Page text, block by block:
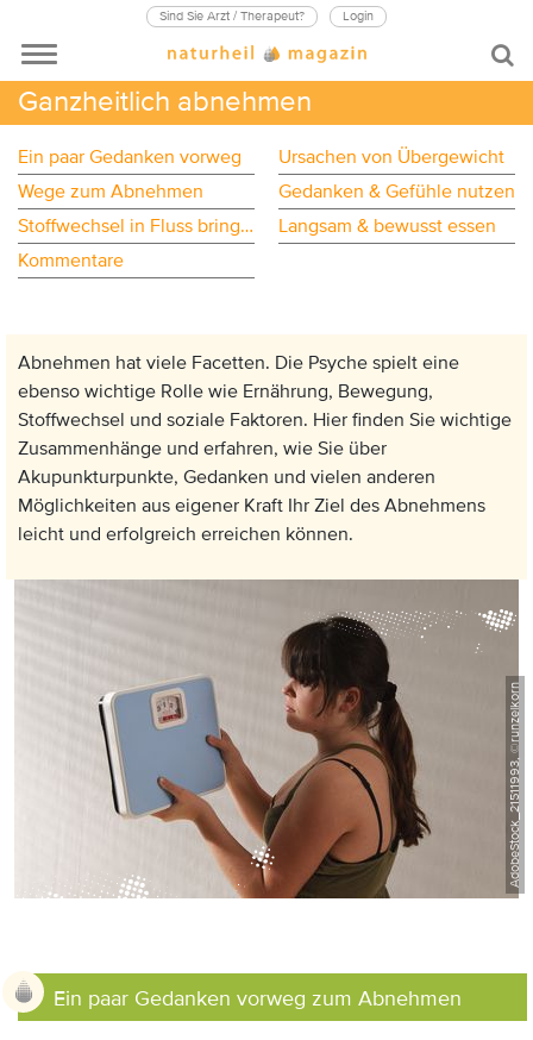
Sind Sie Arzt / Therapeut? Login
Ganzheitlich abnehmen
Ein paar Gedanken vorweg
Ursachen von Übergewicht
Wege zum Abnehmen
Gedanken & Gefühle nutzen
Stoffwechsel in Fluss bringen
Langsam & bewusst essen
Kommentare
Abnehmen hat viele Facetten. Die Psyche spielt eine
ebenso wichtige Rolle wie Ernährung, Bewegung,
Stoffwechsel und soziale Faktoren. Hier finden Sie wichtige
Zusammenhänge und erfahren, wie Sie über
Akupunkturpunkte, Gedanken und vielen anderen
Möglichkeiten aus eigener Kraft Ihr Ziel des Abnehmens
leicht und erfolgreich erreichen können.
AdobeStock_21511993, ©runzelkorn
Anzeige:Ein paar Gedanken vorweg zum Abnehmen